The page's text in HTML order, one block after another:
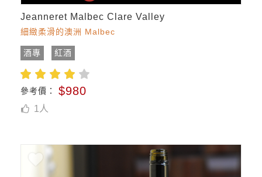
Jeanneret Malbec Clare Valley
細緻柔滑的澳洲 Malbec
酒專 紅酒
參考價： $980
1 人